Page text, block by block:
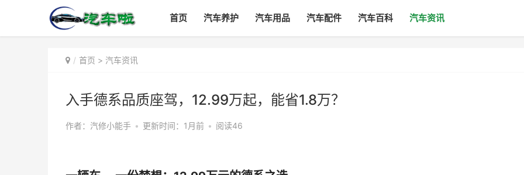
首页 汽车养护 汽车用品 汽车配件 汽车百科 汽车资讯
首页 > 汽车资讯
入手德系品质座驾，12.99万起，能省1.8万？
作者：汽修小能手 • 更新时间：1月前 • 阅读46